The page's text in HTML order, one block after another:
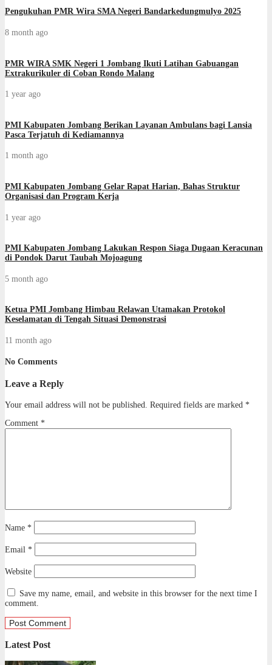
Pengukuhan PMR Wira SMA Negeri Bandarkedungmulyo 2025
8 month ago
PMR WIRA SMK Negeri 1 Jombang Ikuti Latihan Gabuangan
Extrakurikuler di Coban Rondo Malang
1 year ago
PMI Kabupaten Jombang Berikan Layanan Ambulans bagi Lansia
Pasca Terjatuh di Kediamannya
1 month ago
PMI Kabupaten Jombang Gelar Rapat Harian, Bahas Struktur
Organisasi dan Program Kerja
1 year ago
PMI Kabupaten Jombang Lakukan Respon Siaga Dugaan Keracunan
di Pondok Darut Taubah Mojoagung
5 month ago
Ketua PMI Jombang Himbau Relawan Utamakan Protokol
Keselamatan di Tengah Situasi Demonstrasi
11 month ago
No Comments
Leave a Reply
Your email address will not be published. Required fields are marked *
Comment *
Name *
Email *
Website
Save my name, email, and website in this browser for the next time I
comment.
Latest Post